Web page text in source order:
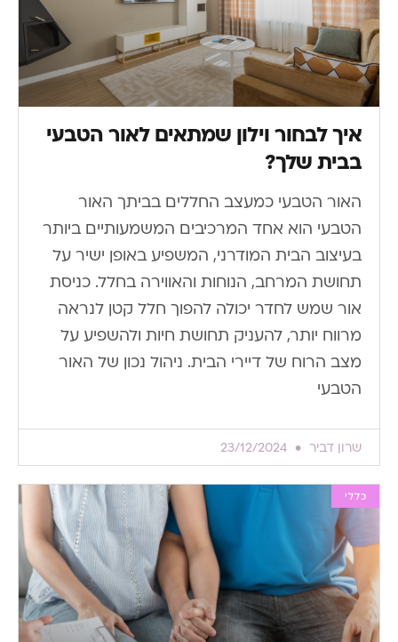
איך לבחור וילון שמתאים לאור הטבעי
בבית שלך?
האור הטבעי כמעצב החללים בביתך האור
הטבעי הוא אחד המרכיבים המשמעותיים ביותר
בעיצוב הבית המודרני, המשפיע באופן ישיר על
תחושת המרחב, הנוחות והאווירה בחלל. כניסת
אור שמש לחדר יכולה להפוך חלל קטן לנראה
מרווח יותר, להעניק תחושת חיות ולהשפיע על
מצב הרוח של דיירי הבית. ניהול נכון של האור
הטבעי
שרון דביר
כללי